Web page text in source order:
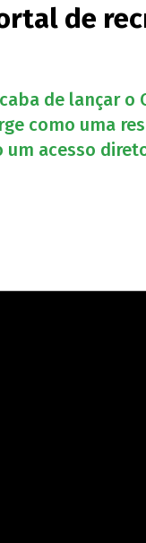
de
de lançar
como uma
acesso